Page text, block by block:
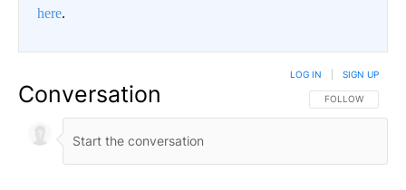
here.
Conversation FOLLOW THIS
FOLLOW
LOG IN SIGN UP